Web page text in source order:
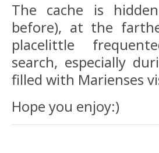
The cache is
before), at the
placelittle
search, especially
filled with Marienses
Hope you enjoy:)